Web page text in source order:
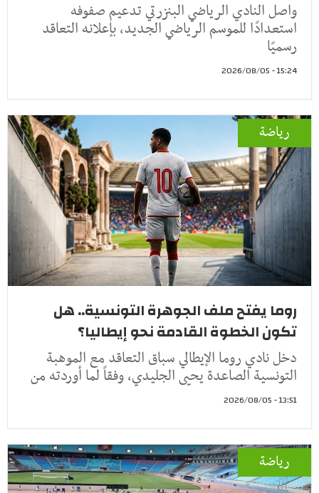
واصل النادي الرياضي البنزرتي تدعيم صفوفه
استعدادًا للموسم الرياضي الجديد، بإعلانه التعاقد
رسميًا
15:24 - 2026/08/05
رياضة
روما يفتح ملف الجوهرة التونسية.. هل
تكون الخطوة القادمة نحو إيطاليا؟
دخل نادي روما الإيطالي سباق التعاقد مع الموهبة
التونسية الصاعدة يحيى الجليدي، وفقاً لما أوردته من
13:51 - 2026/08/05
رياضة